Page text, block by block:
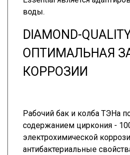
воды.
DIAMOND-
ОПТИМАЛЬНАЯ
КОРРОЗИИ
Рабочий бак и колба ТЭНа
содержанием циркония -
электрохимической
антибактериальные